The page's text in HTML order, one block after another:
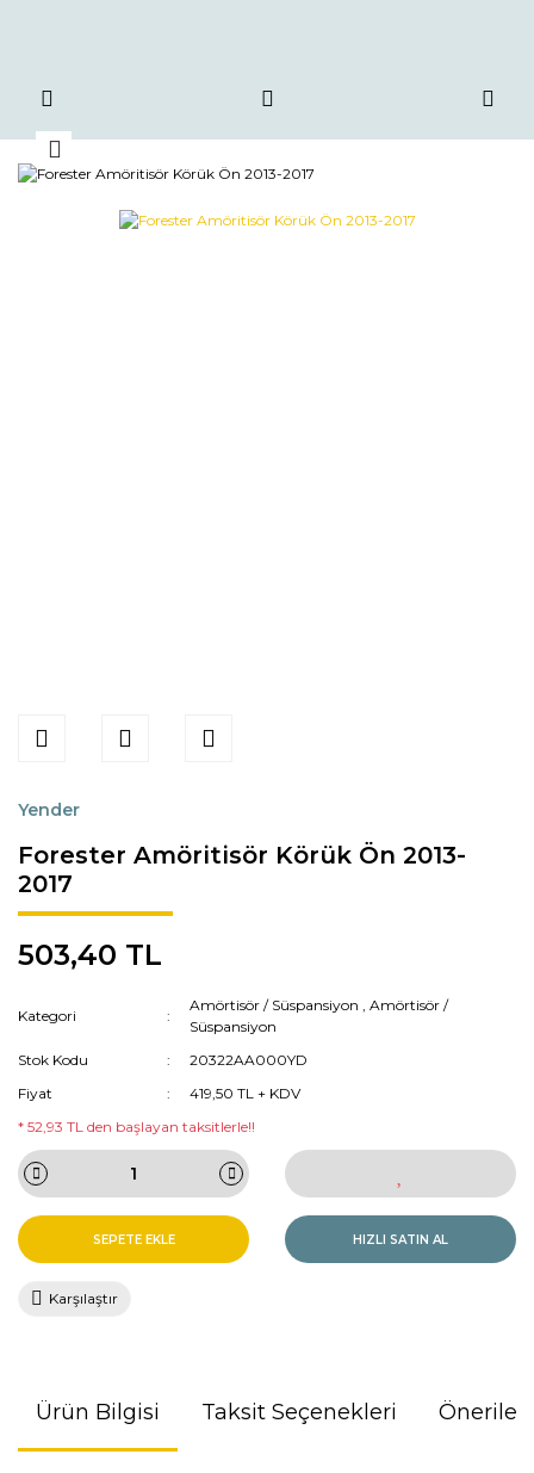
Yender
Forester Amöritisör Körük Ön 2013-
2017
503,40 TL
Kategori
Amörtisör / Süspansiyon ,Amörtisör /
Süspansiyon
Stok Kodu
20322AA000YD
Fiyat
419,50 TL + KDV
* 52,93 TL den başlayan taksitlerle!!
SEPETE EKLE HIZLI SATIN AL
Karşılaştır
Ürün Bilgisi Taksit Seçenekleri